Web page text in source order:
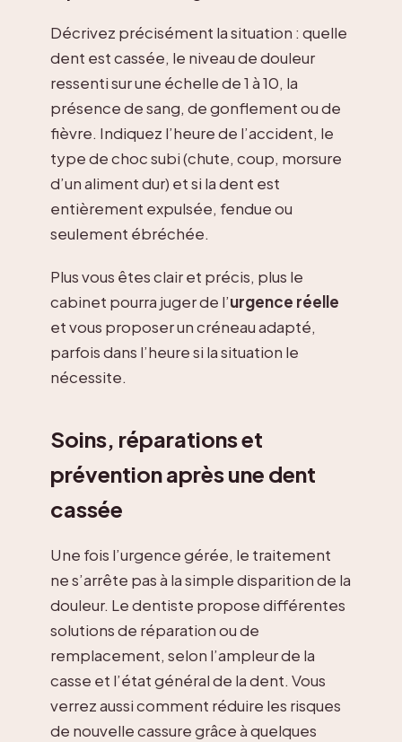
Décrivez précisément la situation : quelle
dent est cassée, le niveau de douleur
ressenti sur une échelle de 1 à 10, la
présence de sang, de gonflement ou de
fièvre. Indiquez l’heure de l’accident, le
type de choc subi (chute, coup, morsure
d’un aliment dur) et si la dent est
entièrement expulsée, fendue ou
seulement ébréchée.
Plus vous êtes clair et précis, plus le
cabinet pourra juger de l’urgence réelle
et vous proposer un créneau adapté,
parfois dans l’heure si la situation le
nécessite.
Soins, réparations et
prévention après une dent
cassée
Une fois l’urgence gérée, le traitement
ne s’arrête pas à la simple disparition de la
douleur. Le dentiste propose différentes
solutions de réparation ou de
remplacement, selon l’ampleur de la
casse et l’état général de la dent. Vous
verrez aussi comment réduire les risques
de nouvelle cassure grâce à quelques